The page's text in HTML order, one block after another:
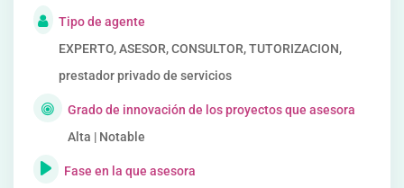
Tipo de agente
EXPERTO, ASESOR, CONSULTOR, TUTORIZACION,
prestador privado de servicios
Grado de innovación de los proyectos que asesora
Alta | Notable
Fase en la que asesora